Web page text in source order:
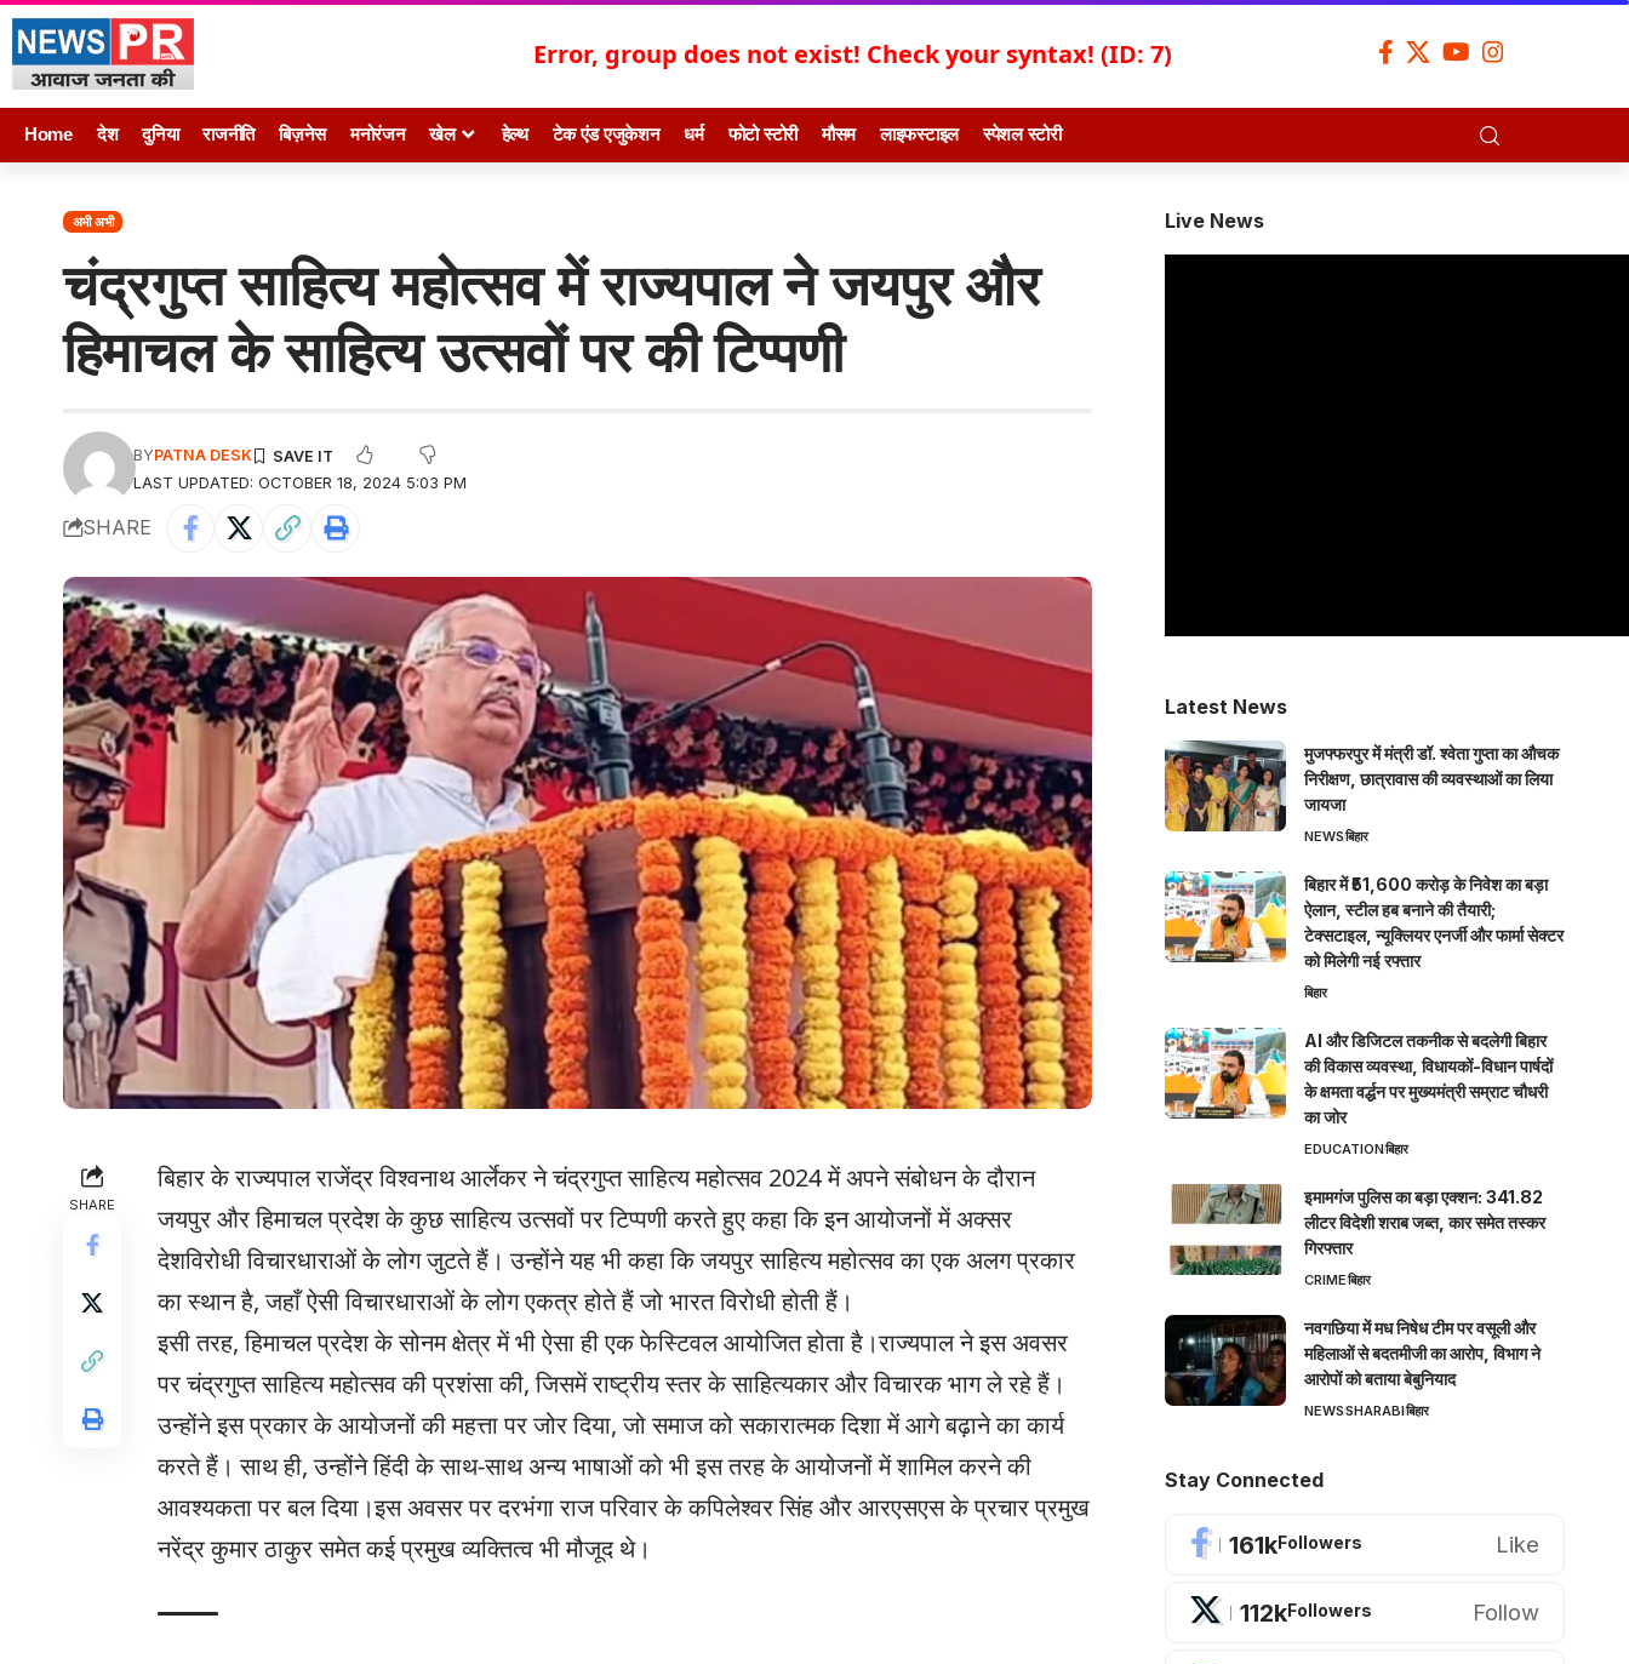
Error, group does not exist! Check your syntax! (ID: 7)
Home देश दुनिया राजनीति बिज़नेस मनोरंजन खेल हेल्थ टेक एंड एजुकेशन धर्म फोटो स्टोरी मौसम लाइफस्टाइल स्पेशल स्टोरी
अभी अभी
चंद्रगुप्त साहित्य महोत्सव में राज्यपाल ने जयपुर और
हिमाचल के साहित्य उत्सवों पर की टिप्पणी
LAST UPDATED: OCTOBER 18, 2024 5:03 PM
BYPATNA DESK
SHARE
SHARE
बिहार के राज्यपाल राजेंद्र विश्वनाथ आर्लेकर ने चंद्रगुप्त साहित्य महोत्सव 2024 में अपने संबोधन के दौरान
जयपुर और हिमाचल प्रदेश के कुछ साहित्य उत्सवों पर टिप्पणी करते हुए कहा कि इन आयोजनों में अक्सर
देशविरोधी विचारधाराओं के लोग जुटते हैं। उन्होंने यह भी कहा कि जयपुर साहित्य महोत्सव का एक अलग प्रकार
का स्थान है, जहाँ ऐसी विचारधाराओं के लोग एकत्र होते हैं जो भारत विरोधी होती हैं।
इसी तरह, हिमाचल प्रदेश के सोनम क्षेत्र में भी ऐसा ही एक फेस्टिवल आयोजित होता है।राज्यपाल ने इस अवसर
पर चंद्रगुप्त साहित्य महोत्सव की प्रशंसा की, जिसमें राष्ट्रीय स्तर के साहित्यकार और विचारक भाग ले रहे हैं।
उन्होंने इस प्रकार के आयोजनों की महत्ता पर जोर दिया, जो समाज को सकारात्मक दिशा में आगे बढ़ाने का कार्य
करते हैं। साथ ही, उन्होंने हिंदी के साथ-साथ अन्य भाषाओं को भी इस तरह के आयोजनों में शामिल करने की
आवश्यकता पर बल दिया।इस अवसर पर दरभंगा राज परिवार के कपिलेश्वर सिंह और आरएसएस के प्रचार प्रमुख
नरेंद्र कुमार ठाकुर समेत कई प्रमुख व्यक्तित्व भी मौजूद थे।
Live News
Latest News
मुजफ्फरपुर में मंत्री डॉ. श्वेता गुप्ता का औचक
निरीक्षण, छात्रावास की व्यवस्थाओं का लिया
जायजा
NEWSबिहार
बिहार में ₹51,600 करोड़ के निवेश का बड़ा
ऐलान, स्टील हब बनाने की तैयारी;
टेक्सटाइल, न्यूक्लियर एनर्जी और फार्मा सेक्टर
को मिलेगी नई रफ्तार
बिहार
AI और डिजिटल तकनीक से बदलेगी बिहार
की विकास व्यवस्था, विधायकों-विधान पार्षदों
के क्षमता वर्द्धन पर मुख्यमंत्री सम्राट चौधरी
का जोर
EDUCATIONबिहार
इमामगंज पुलिस का बड़ा एक्शन: 341.82
लीटर विदेशी शराब जब्त, कार समेत तस्कर
गिरफ्तार
CRIMEबिहार
नवगछिया में मध निषेध टीम पर वसूली और
महिलाओं से बदतमीजी का आरोप, विभाग ने
आरोपों को बताया बेबुनियाद
NEWSSHARABIबिहार
Stay Connected
161kFollowers Like
112kFollowers Follow